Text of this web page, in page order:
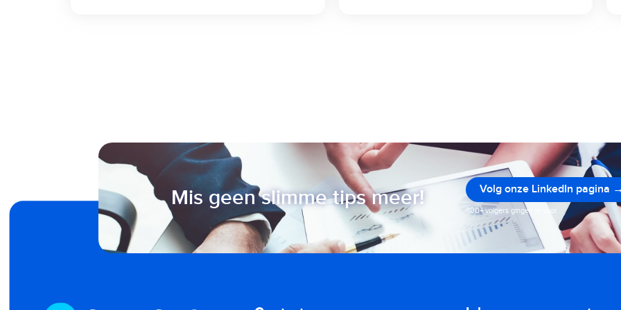
Mis geen slimme tips meer! Volg onze LinkedIn pagina
800+ volgers gingen je voor